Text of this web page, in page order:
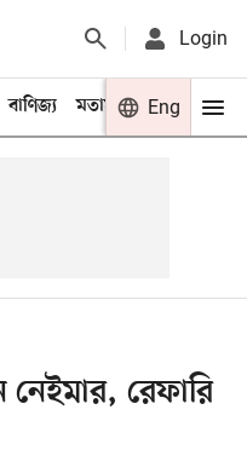
Login
বাণিজ্য মতামত খেলা
Eng
রেফারি